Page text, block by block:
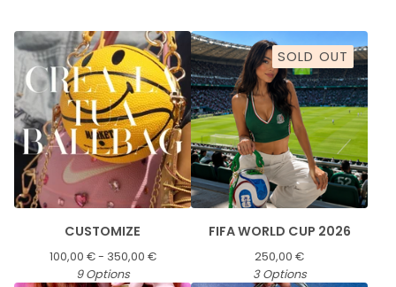
CUSTOMIZE
100,00 €- 350,00 €
9 Options
SOLD OUT
FIFA WORLD CUP 2026
250,00 €
3 Options